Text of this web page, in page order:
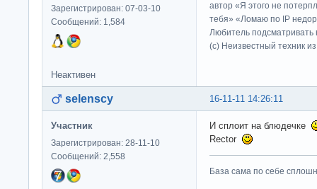
Зарегистрирован: 07-03-10
Сообщений: 1,584
автор «Я этого не
тебя» «Ломаю по IP
Любитель подсматривать
(c) Неизвестный техник
Неактивен
16-11-11 14:26:11
selenscy
Участник
Зарегистрирован: 28-11-10
Сообщений: 2,558
И сплоит на блюдечке
Rector
База сама по себе